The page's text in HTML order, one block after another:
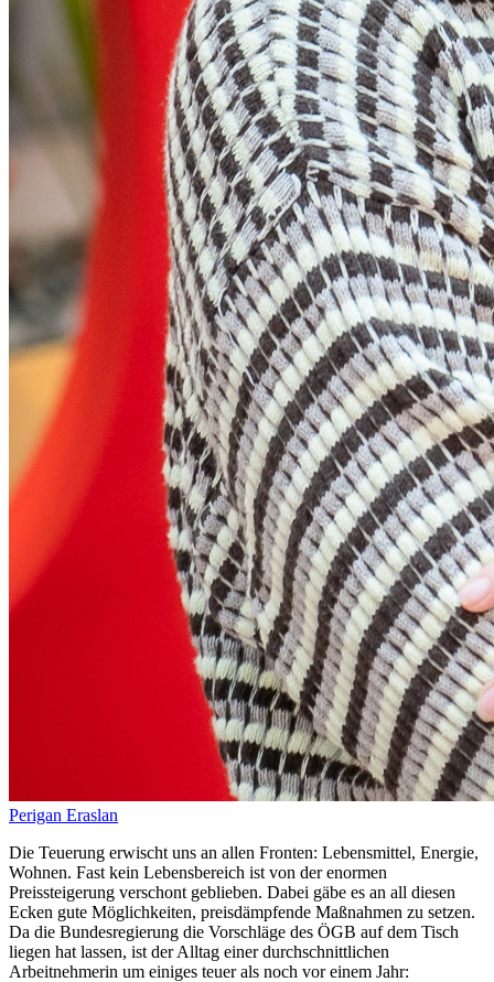
Perigan Eraslan
Die Teuerung erwischt uns an allen Fronten: Lebensmittel, Energie,
Wohnen. Fast kein Lebensbereich ist von der enormen
Preissteigerung verschont geblieben. Dabei gäbe es an all diesen
Ecken gute Möglichkeiten, preisdämpfende Maßnahmen zu setzen.
Da die Bundesregierung die Vorschläge des ÖGB auf dem Tisch
liegen hat lassen, ist der Alltag einer durchschnittlichen
Arbeitnehmerin um einiges teuer als noch vor einem Jahr: